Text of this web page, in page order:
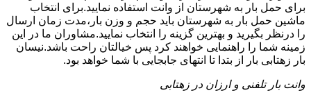
برای حمل بار به شهرستان از وانت استفاده نمایید.برای انتخاب
ماشین حمل بار به شهرستان باید حجم و وزن بار،مدت زمان ارسال
را درنظر بگیرید و بهترین گزینه را انتخاب نمایید.مشاوران ما در این
زمینه شما را راهنمایی خواهند کرد پس خیالتان راحت باشد.نیسان
بار زهتابی بار از بتدا تا انتهای جابجایی با شما خواهد بود.
وانت بار تلفنی و ارزان در زهتابی